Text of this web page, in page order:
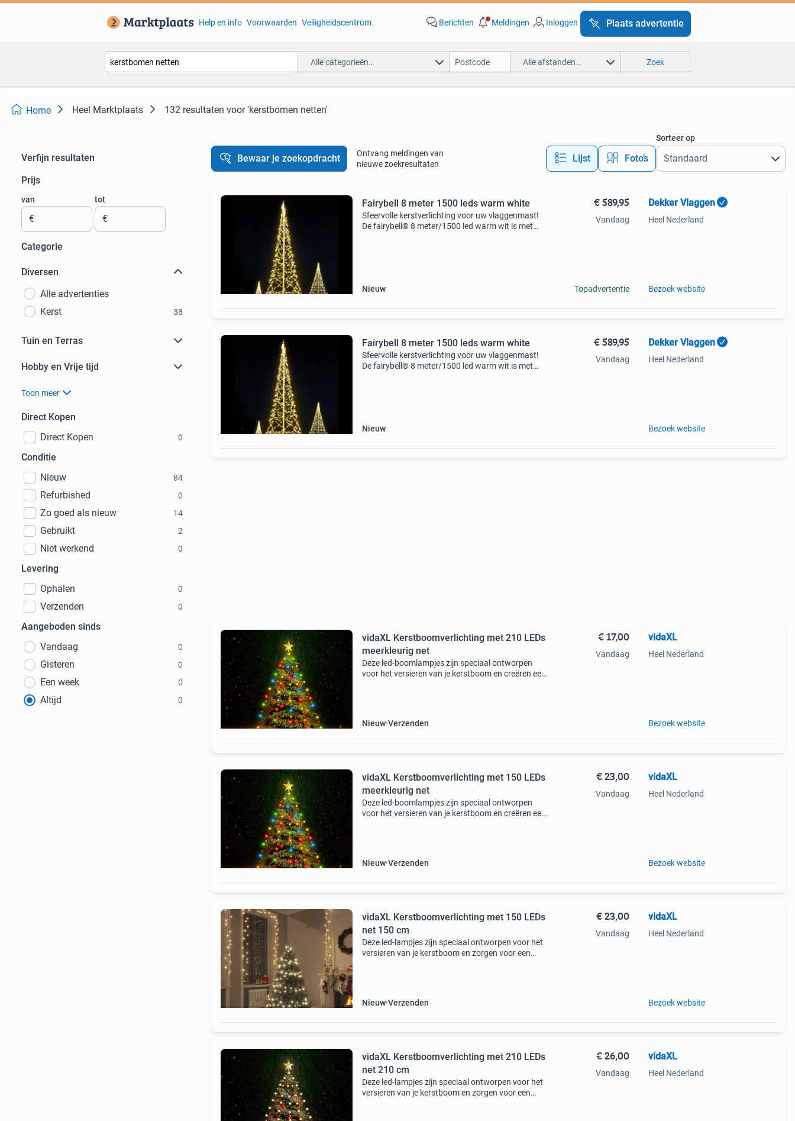
Help en info Voorwaarden Veiligheidscentrum Berichten Meldingen Inloggen Plaats advertentie
Alle categorieën… Alle afstanden… Zoek
Home Heel Marktplaats 132 resultaten voor 'kerstbomen netten'
Verfijn resultaten
Prijs
van
€
tot
€
Categorie
Diversen
Alle advertenties
Kerst
38
Tuin en Terras
Hobby en Vrije tijd
Toon meer
Direct Kopen
Direct Kopen
0
Conditie
Nieuw
84
Refurbished 0
Zo goed als nieuw 14
Gebruikt 2
Niet werkend 0
Levering
Ophalen
0
Verzenden 0
Aangeboden sinds
Vandaag
0
Gisteren 0
Een week 0
Altijd 0
Bewaar je zoekopdracht
Ontvang meldingen van
nieuwe zoekresultaten
Lijst Foto’s
Sorteer op
Fairybell 8 meter 1500 leds warm white
Sfeervolle kerstverlichting voor uw vlaggenmast!
De fairybell® 8 meter/1500 led warm wit is met
Nieuw
€ 589,95
Vandaag
Topadvertentie
Dekker Vlaggen
Heel Nederland
Bezoek website
Fairybell 8 meter 1500 leds warm white
Sfeervolle kerstverlichting voor uw vlaggenmast!
De fairybell® 8 meter/1500 led warm wit is met
Nieuw
€ 589,95
Vandaag
Dekker Vlaggen
Heel Nederland
Bezoek website
vidaXL Kerstboomverlichting met 210 LEDs
meerkleurig net
Deze led-boomlampjes zijn speciaal ontworpen
voor het versieren van je kerstboom en creëren een
Nieuw Verzenden
€ 17,00
Vandaag
vidaXL
Heel Nederland
Bezoek website
vidaXL Kerstboomverlichting met 150 LEDs
meerkleurig net
Deze led-boomlampjes zijn speciaal ontworpen
voor het versieren van je kerstboom en creëren een
Nieuw Verzenden
€ 23,00
Vandaag
vidaXL
Heel Nederland
Bezoek website
vidaXL Kerstboomverlichting met 150 LEDs
net 150 cm
Deze led-lampjes zijn speciaal ontworpen voor het
versieren van je kerstboom en zorgen voor een
Nieuw Verzenden
€ 23,00
Vandaag
vidaXL
Heel Nederland
Bezoek website
vidaXL Kerstboomverlichting met 210 LEDs
net 210 cm
Deze led-lampjes zijn speciaal ontworpen voor het
versieren van je kerstboom en zorgen voor een
€ 26,00
Vandaag
vidaXL
Heel Nederland